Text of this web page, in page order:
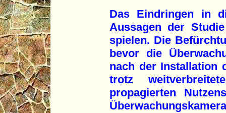
Das Eindringen in
Aussagen der
spielen. Die
bevor die
nach der Installation
trotz
propagierten